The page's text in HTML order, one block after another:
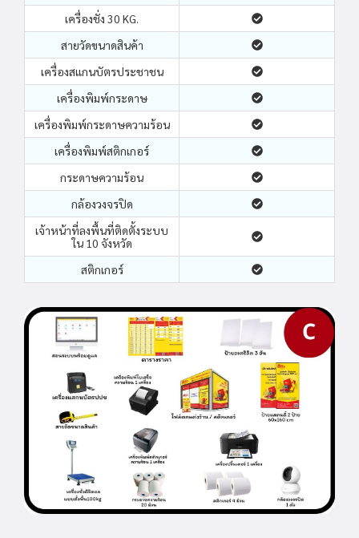
เครื่องชั่ง 30 KG.
สายวัดขนาดสินค้า
เครื่องสแกนบัตรประชาชน
เครื่องพิมพ์กระดาษ
เครื่องพิมพ์กระดาษความร้อน
เครื่องพิมพ์สติกเกอร์
กระดาษความร้อน
กล้องวงจรปิด
เจ้าหน้าที่ลงพื้นที่ติดตั้งระบบ
ใน 10 จังหวัด
สติกเกอร์